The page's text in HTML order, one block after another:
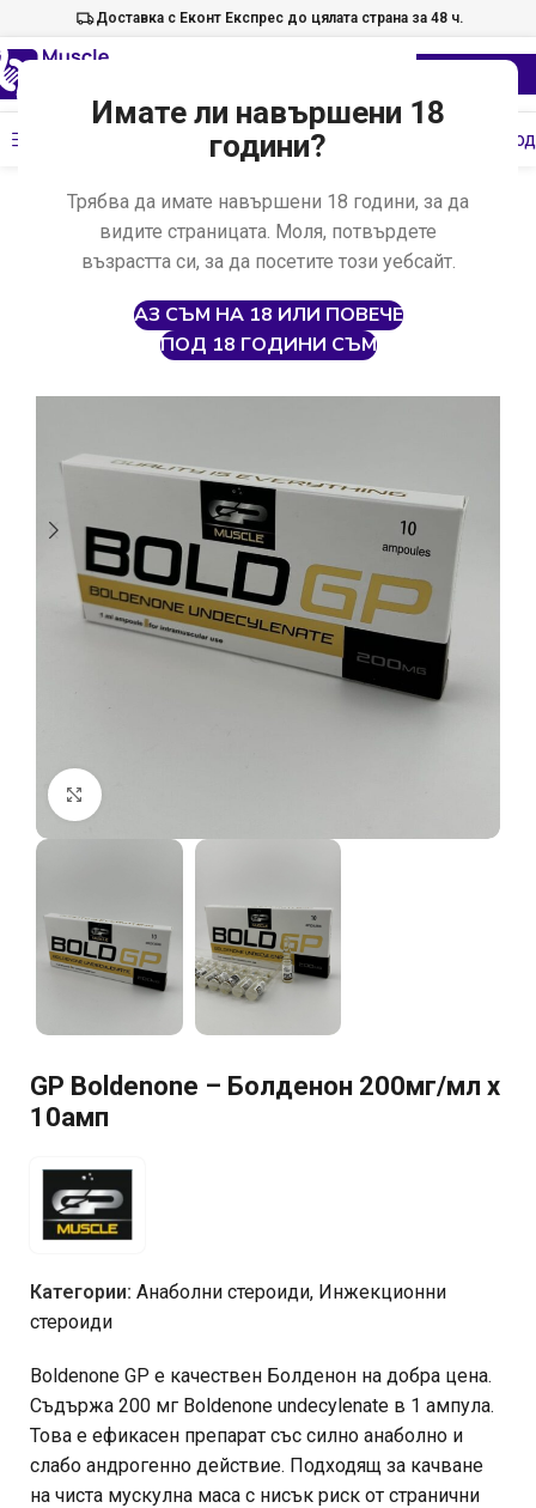
Имате ли навършени 18
години?
Трябва да имате навършени 18 години, за да
видите страницата. Моля, потвърдете
възрастта си, за да посетите този уебсайт.
АЗ СЪМ НА 18 ИЛИ ПОВЕЧЕ
ПОД 18 ГОДИНИ СЪМ
Доставка с Еконт Експрес до цялата страна за 48 ч.
Провери код
Анаболни стероиди Инжекционни стероиди
Отвори на цял екран
GP Boldenone – Болденон 200мг/мл x
10амп
Категории: Анаболни стероиди, Инжекционни
стероиди
Boldenone GP е качествен Болденон на добра цена.
Съдържа 200 мг Boldenone undecylenate в 1 ампула.
Това е ефикасен препарат със силно анаболно и
слабо андрогенно действие. Подходящ за качване
на чиста мускулна маса с нисък риск от странични